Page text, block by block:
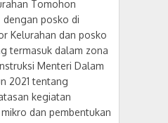
Tomohon
posko di
Kelurahan dan posko
termasuk dalam zona
Menteri Dalam
2021 tentang
kegiatan
dan pembentukan